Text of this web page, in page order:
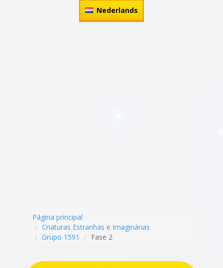
Nederlands
Página principal
Criaturas Estranhas e Imaginárias
Grupo 1591
Fase 2